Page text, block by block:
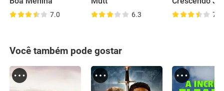
7.0 6.3 7.4
Você também pode gostar